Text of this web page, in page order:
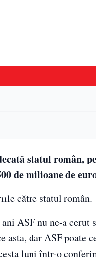
statul român,
de milioane de
către statul român.
ASF nu ne-a cerut
dar ASF poate
luni într-o